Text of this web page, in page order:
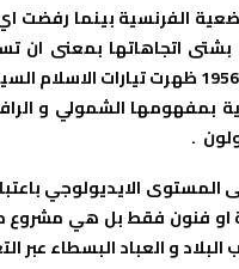
الفرنسية بينما رفضت
اتجاهاتها بمعنى ان
الوطنية سنة 1930 بشكل رمزي و تنظيري لكن
الشمولي و
.
المستوى الايديولوجي
و العباد البسطاء عبر